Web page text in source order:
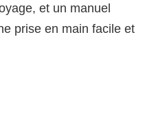
et un manuel
prise en main facile et